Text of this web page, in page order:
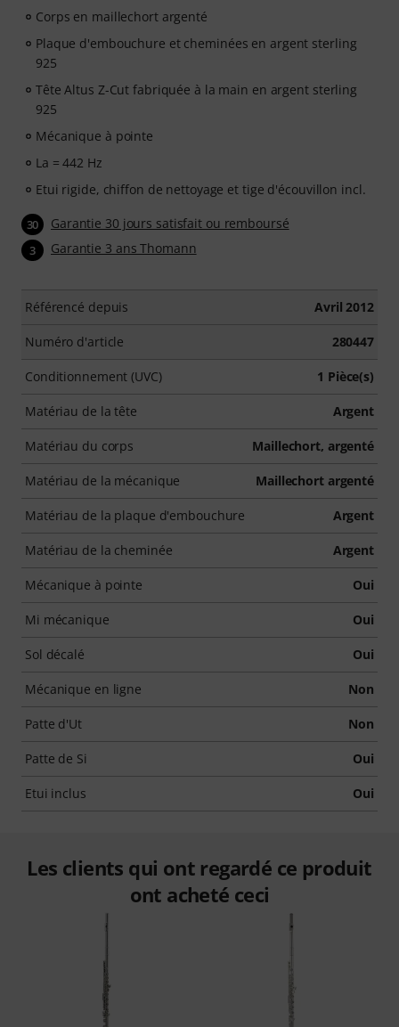
Corps en maillechort argenté
Plaque d'embouchure et cheminées en argent sterling
925
Tête Altus Z-Cut fabriquée à la main en argent sterling
925
Mécanique à pointe
La = 442 Hz
Etui rigide, chiffon de nettoyage et tige d'écouvillon incl.
30 Garantie 30 jours satisfait ou remboursé
3 Garantie 3 ans Thomann
Référencé depuis Avril 2012
Numéro d'article 280447
Conditionnement (UVC) 1 Pièce(s)
Matériau de la tête Argent
Matériau du corps Maillechort, argenté
Matériau de la mécanique Maillechort argenté
Matériau de la plaque d'embouchure Argent
Matériau de la cheminée Argent
Mécanique à pointe Oui
Mi mécanique Oui
Sol décalé Oui
Mécanique en ligne Non
Patte d'Ut Non
Patte de Si Oui
Etui inclus Oui
Les clients qui ont regardé ce produit
ont acheté ceci